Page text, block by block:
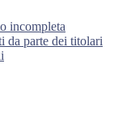
incompleta
da parte dei titolari